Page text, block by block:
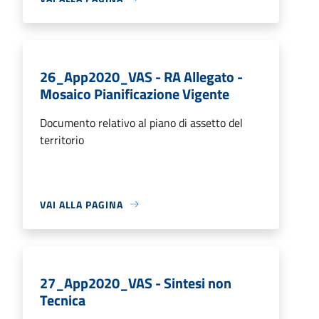
26_App2020_VAS - RA Allegato -
Mosaico Pianificazione Vigente
Documento relativo al piano di assetto del
territorio
VAI ALLA PAGINA
27_App2020_VAS - Sintesi non
Tecnica